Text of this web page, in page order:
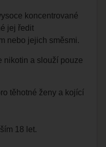
koncentrované
jej ředit
nebo jejich směsmi.
nikotin a slouží pouze
těhotné ženy a kojící
18 let.